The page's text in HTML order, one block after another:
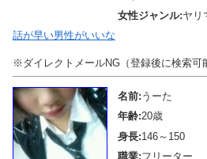
女性ジャンル:ヤリ
話が早い男性がいいな
※ダイレクトメールNG（登録後に検索可
名前: うーた
年齢:20歳
身長:146～150
職業:フリーター